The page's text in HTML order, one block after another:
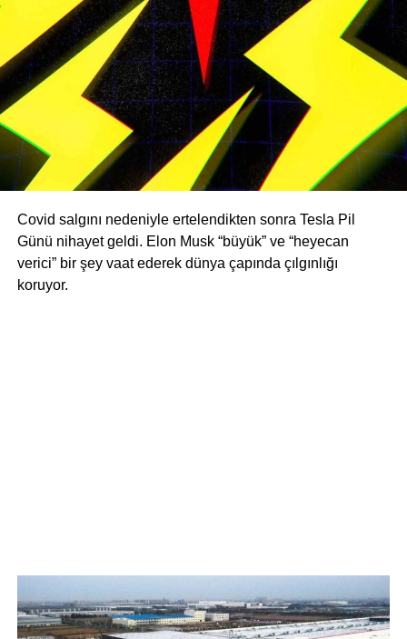
Covid salgını nedeniyle ertelendikten sonra Tesla Pil
Günü nihayet geldi. Elon Musk “büyük” ve “heyecan
verici” bir şey vaat ederek dünya çapında çılgınlığı
koruyor.